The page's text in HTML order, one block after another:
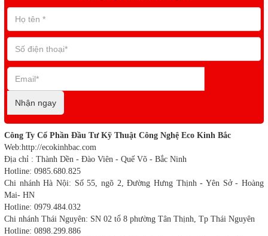
Nhận ngay
Công Ty Cổ Phần Đầu Tư Kỹ Thuật Công Nghệ Eco Kinh Bắc
Web:http://ecokinhbac.com
Địa chỉ : Thành Dền - Đào Viên - Quế Võ - Bắc Ninh
Hotline: 0985.680.825
Chi nhánh Hà Nội: Số 55, ngõ 2, Đường Hưng Thịnh - Yên Sở - Hoàng
Mai- HN
Hotline: 0979.484.032
Chi nhánh Thái Nguyên: SN 02 tổ 8 phường Tân Thịnh, Tp Thái Nguyên
Hotline: 0898.299.886